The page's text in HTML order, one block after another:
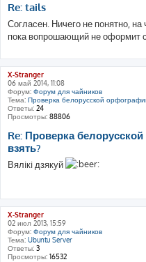
Re: tails
Согласен. Ничего не понятно,
пока вопрошающий не оформит
X-Stranger
06 май 2014, 11:08
Форум: Форум для чайников
Тема: Проверка белорусской
Ответы: 24
Просмотры: 88806
Re: Проверка
взять?
Вялiкi дзякуй
X-Stranger
02 июл 2013, 15:59
Форум: Форум для чайников
Тема: Ubuntu Server
Ответы: 3
Просмотры: 16532